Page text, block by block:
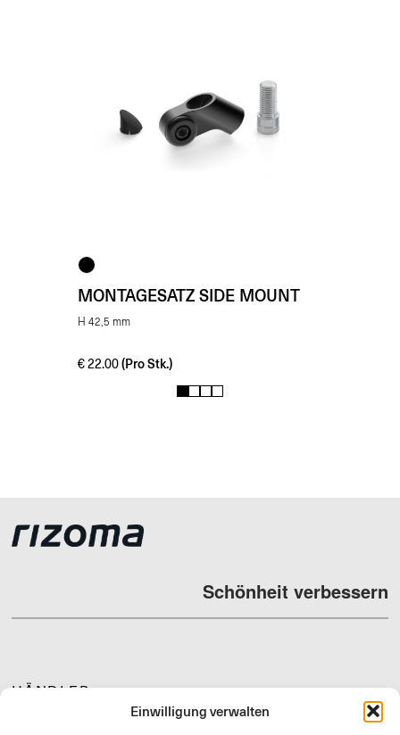
Einwilligung verwalten
MONTAGESATZ SIDE MOUNT
H 42,5 mm
€22.00 (Pro Stk.)
1 2 3 4
Schönheit verbessern
HÄNDLER
SUPPORT & FAQ